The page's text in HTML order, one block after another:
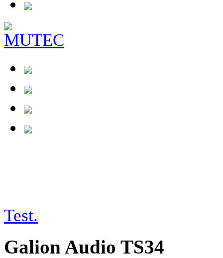
Test.
Galion Audio TS34